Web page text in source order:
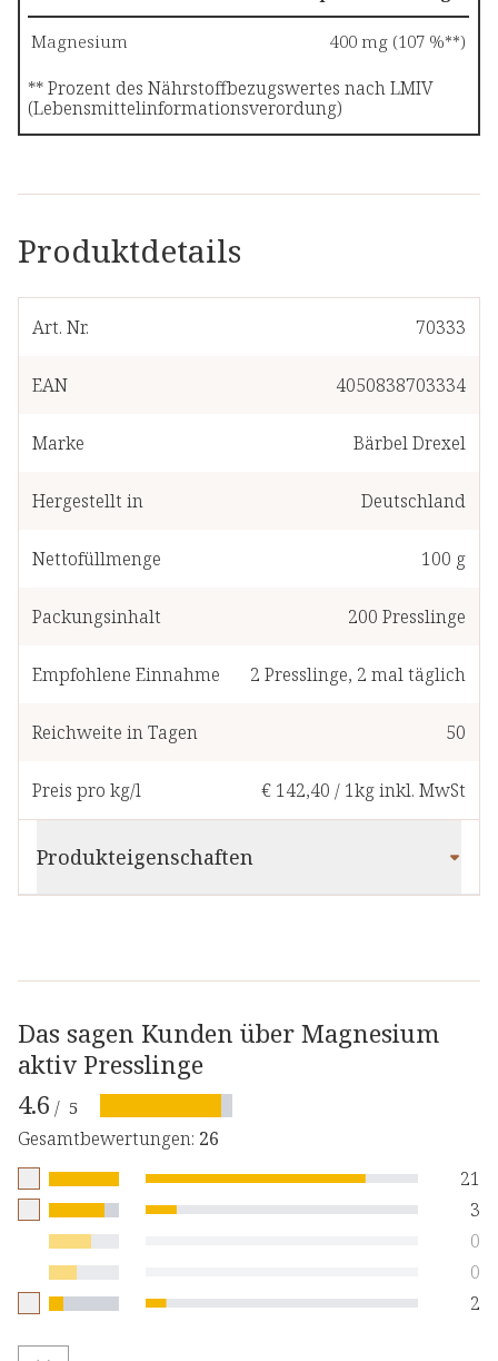
Produktdetails
Art. Nr. 70333
EAN 4050838703334
Marke Bärbel Drexel
Hergestellt in Deutschland
Nettofüllmenge 100 g
Packungsinhalt 200 Presslinge
Empfohlene Einnahme 2 Presslinge, 2 mal täglich
Reichweite in Tagen 50
Preis pro kg/l € 142,40 / 1kginkl. MwSt
Produkteigenschaften
Magnesium 400 mg (107 %**)
** Prozent des Nährstoffbezugswertes nach LMIV
(Lebensmittelinformationsverordung)
Das sagen Kunden über Magnesium
aktiv Presslinge
4.6 / 5
Gesamtbewertungen: 26
21
3
0
0
2